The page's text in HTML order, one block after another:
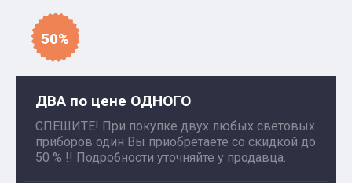
50%
ДВА по цене ОДНОГО
СПЕШИТЕ! При покупке двух любых световых
приборов один Вы приобретаете со скидкой до
50 % !! Подробности уточняйте у продавца.